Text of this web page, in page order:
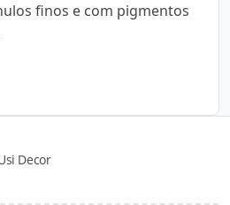
finos e com pigmentos
Decor
para Download